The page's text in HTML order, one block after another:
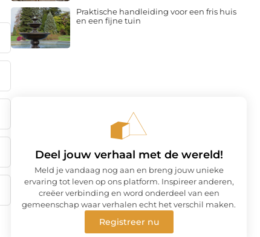
Praktische handleiding voor een fris huis
en een fijne tuin
Deel jouw verhaal met de wereld!
Meld je vandaag nog aan en breng jouw unieke
ervaring tot leven op ons platform. Inspireer anderen,
creëer verbinding en word onderdeel van een
gemeenschap waar verhalen echt het verschil maken.
Registreer nu